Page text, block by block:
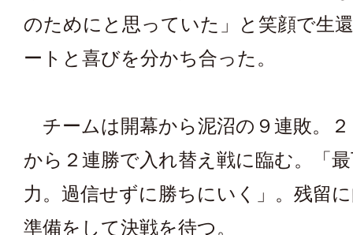
のためにと思っていた」と笑顔で生
ートと喜びを分かち合った。
チームは開幕から泥沼の９連敗。
から２連勝で入れ替え戦に臨む。「
力。過信せずに勝ちにいく」。残留
準備をして決戦を待つ。